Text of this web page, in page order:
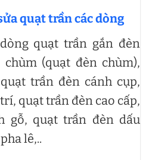
quạt trần các dòng
quạt trần gắn đèn
(quạt đèn chùm),
trần đèn cánh cụp,
quạt trần đèn cao cấp,
gỗ, quạt trần đèn dấu
lê,..